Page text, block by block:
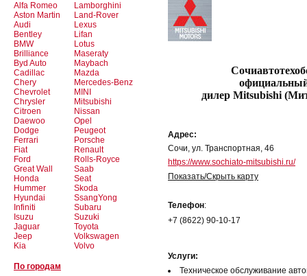
Alfa Romeo
Aston Martin
Audi
Bentley
BMW
Brilliance
Byd Auto
Cadillac
Chery
Chevrolet
Chrysler
Citroen
Daewoo
Dodge
Ferrari
Fiat
Ford
Great Wall
Honda
Hummer
Hyundai
Infiniti
Isuzu
Jaguar
Jeep
Kia
Lamborghini
Land-Rover
Lexus
Lifan
Lotus
Maseraty
Maybach
Mazda
Mercedes-Benz
MINI
Mitsubishi
Nissan
Opel
Peugeot
Porsche
Renault
Rolls-Royce
Saab
Seat
Skoda
SsangYong
Subaru
Suzuki
Toyota
Volkswagen
Volvo
По городам
дилер Mitsubishi
Адрес:
Сочи, ул. Транспортная, 46
https://www.sochiato-mitsubishi.ru/
Показать/Скрыть карту
Телефон:
+7 (8622) 90-10-17
Услуги:
Техническое обслуживание